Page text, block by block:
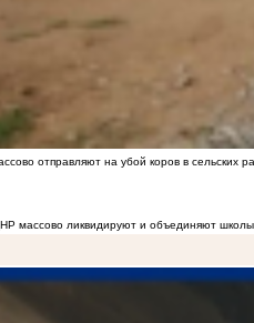
отправляют на убой коров в сельских
массово ликвидируют и объединяют